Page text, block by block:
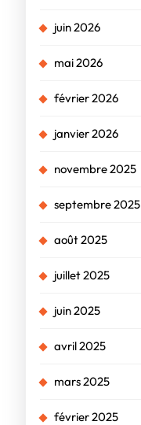
juin 2026
mai 2026
février 2026
janvier 2026
novembre 2025
septembre 2025
août 2025
juillet 2025
juin 2025
avril 2025
mars 2025
février 2025